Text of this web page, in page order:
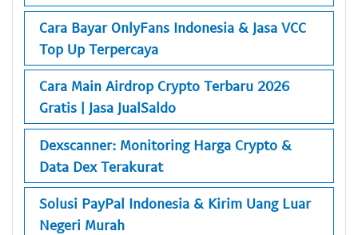
Cara Bayar OnlyFans Indonesia & Jasa VCC
Top Up Terpercaya
Cara Main Airdrop Crypto Terbaru 2026
Gratis | Jasa JualSaldo
Dexscanner: Monitoring Harga Crypto &
Data Dex Terakurat
Solusi PayPal Indonesia & Kirim Uang Luar
Negeri Murah